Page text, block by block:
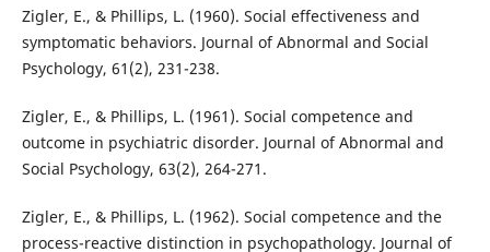
Zigler, E., & Phillips, L. (1960). Social effectiveness and
symptomatic behaviors. Journal of Abnormal and Social
Psychology, 61(2), 231-238.
Zigler, E., & Phillips, L. (1961). Social competence and
outcome in psychiatric disorder. Journal of Abnormal and
Social Psychology, 63(2), 264-271.
Zigler, E., & Phillips, L. (1962). Social competence and the
process-reactive distinction in psychopathology. Journal of